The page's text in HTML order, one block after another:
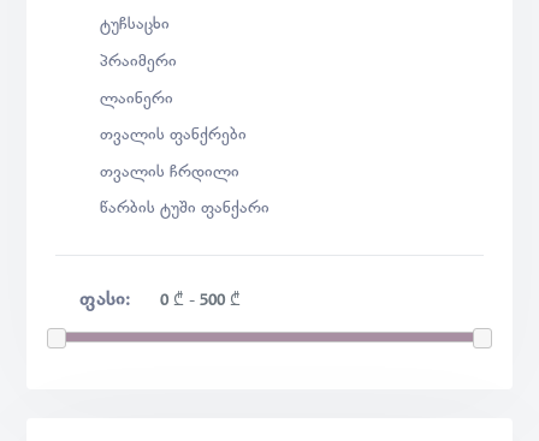
ტუჩსაცხი
პრაიმერი
ლაინერი
თვალის ფანქრები
თვალის ჩრდილი
წარბის ტუში ფანქარი
ᲤᲐᲡᲘ: 0 ₾ - 500 ₾